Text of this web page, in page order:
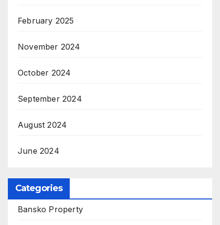
February 2025
November 2024
October 2024
September 2024
August 2024
June 2024
Categories
Bansko Property